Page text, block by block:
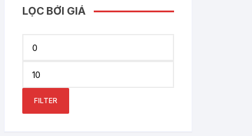
LỌC BỞI GIÁ
FILTER